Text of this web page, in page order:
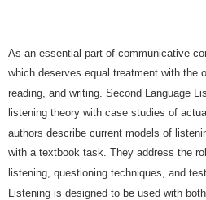
As an essential part of communicative
which deserves equal treatment with the
reading, and writing. Second Language
listening theory with case studies of
authors describe current models of
with a textbook task. They address the
listening, questioning techniques, and
Listening is designed to be used with